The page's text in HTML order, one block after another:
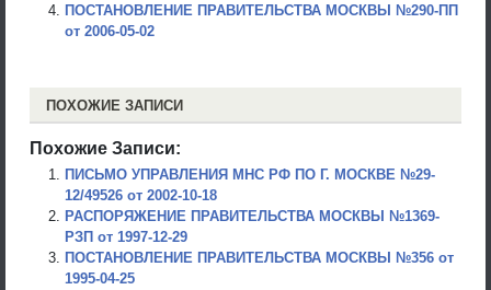
ПОСТАНОВЛЕНИЕ ПРАВИТЕЛЬСТВА МОСКВЫ №290-ПП
от 2006-05-02
ПОХОЖИЕ ЗАПИСИ
Похожие Записи:
ПИСЬМО УПРАВЛЕНИЯ МНС РФ ПО Г. МОСКВЕ №29-
12/49526 от 2002-10-18
РАСПОРЯЖЕНИЕ ПРАВИТЕЛЬСТВА МОСКВЫ №1369-
РЗП от 1997-12-29
ПОСТАНОВЛЕНИЕ ПРАВИТЕЛЬСТВА МОСКВЫ №356 от
1995-04-25